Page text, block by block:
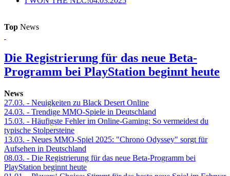
Top News
Die Registrierung für das neue Beta-
Programm bei PlayStation beginnt heute
News
27.03. - Neuigkeiten zu Black Desert Online
24.03. - Trendige MMO-Spiele in Deutschland
15.03. - Häufigste Fehler im Online-Gaming: So vermeidest du
typische Stolpersteine
13.03. - Neues MMO-Spiel 2025: "Chrono Odyssey" sorgt für
Aufsehen in Deutschland
08.03. - Die Registrierung für das neue Beta-Programm bei
PlayStation beginnt heute